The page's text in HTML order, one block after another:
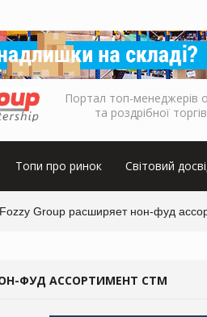
Портал топ-менеджерів
та роздрібної
Топи про ринок Світовий
Fozzy Group расширяет нон-фуд
ФУД АССОРТИМЕНТ СТМ